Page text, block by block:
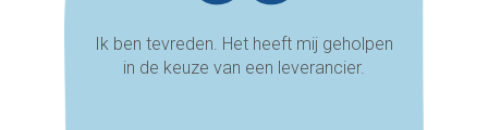
Ik ben tevreden. Het heeft mij geholpen
in de keuze van een leverancier.